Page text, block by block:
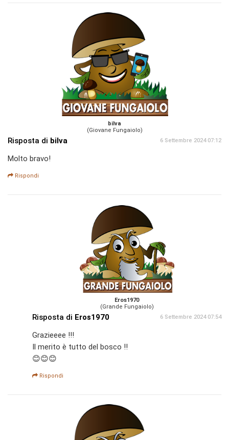
bilva
(Giovane Fungaiolo)
Risposta di bilva 6 Settembre 2024 07:12
Molto bravo!
Rispondi
Eros1970
(Grande Fungaiolo)
Risposta di Eros1970 6 Settembre 2024 07:54
Grazieeee !!!
Il merito è tutto del bosco !!
😊😊😊
Rispondi